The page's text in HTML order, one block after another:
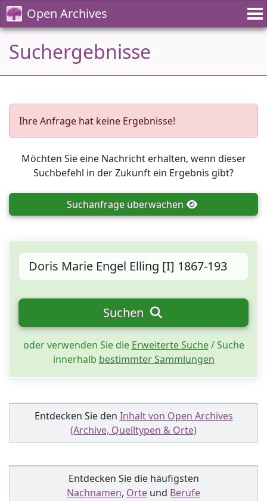
Open Archives
Suchergebnisse
Ihre Anfrage hat keine Ergebnisse!
Möchten Sie eine Nachricht erhalten, wenn dieser
Suchbefehl in der Zukunft ein Ergebnis gibt?
Suchanfrage überwachen
Suchen
oder verwenden Sie die Erweiterte Suche/ Suche
innerhalb bestimmter Sammlungen
Entdecken Sie den Inhalt von Open Archives
(Archive, Quelltypen & Orte)
Entdecken Sie die häufigsten
Nachnamen, Orte und Berufe